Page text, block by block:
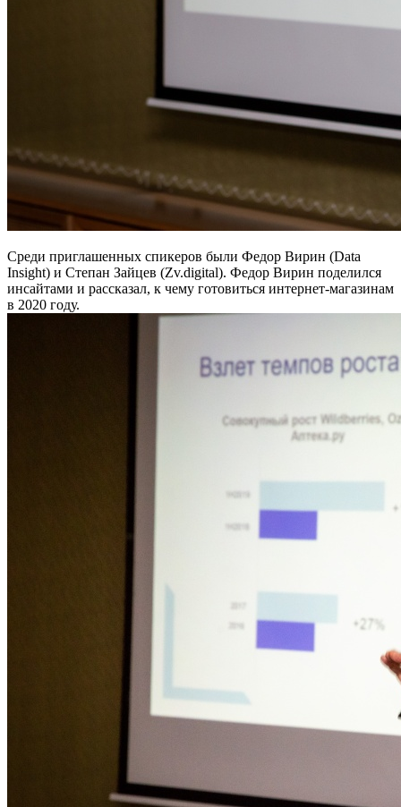
Среди приглашенных спикеров были Федор Вирин (Data
Insight) и Степан Зайцев (Zv.digital). Федор Вирин поделился
инсайтами и рассказал, к чему готовиться интернет-магазинам
в 2020 году.